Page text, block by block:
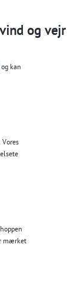
og vejr
kan
mærket